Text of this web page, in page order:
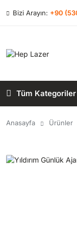
Bizi Arayın: +90
Tüm Kategoriler
Anasayfa Ürünler